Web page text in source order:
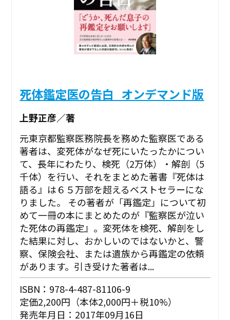
死体鑑定医の告白_オンデマンド版
上野正彦／著
元東京都監察医務院長を務めた監察医である
著者は、変死体がなぜ死にいたったかについ
て、長年にわたり、検死（2万体）・解剖（5
千体）を行い、それをまとめた著書『死体は
語る』は６５万部を超えるベストセラーにな
りました。 その著者が「再鑑定」について初
めて一冊の本にまとめたのが『監察医が泣い
た死体の再鑑定』。変死体を検死、解剖をし
た結果に対し、おかしいのではないかと、警
察、保険会社、または遺族から再鑑定の依頼
があります。引き受けた著者は...
ISBN：978-4-487-81106-9
定価2,200円（本体2,000円＋税10%）
発売年月日：2017年09月16日